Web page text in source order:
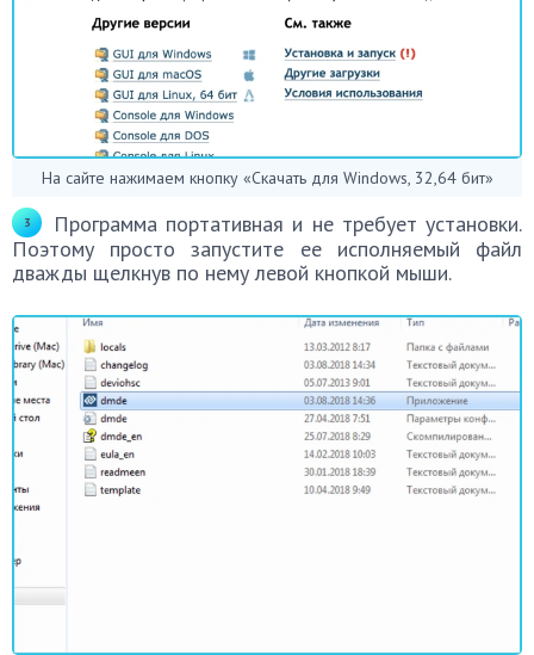
На сайте нажимаем кнопку «Скачать для Windows, 32,64 бит»
Программа портативная и не требует установки.
Поэтому просто запустите ее исполняемый файл
дважды щелкнув по нему левой кнопкой мыши.